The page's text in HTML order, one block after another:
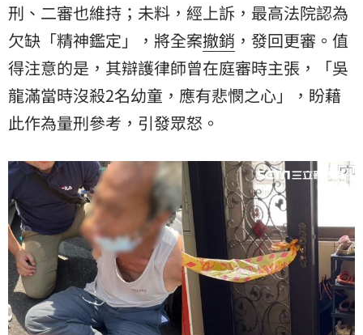
刑 、二審也維持；未料，經上訴，最高法院認為
欠缺「精神鑑定」，將全案撤銷 ，發回更審。值
得注意的是，其辯護律師曾在庭審時主張，「吳
龍滿當時沒殺2名幼童，應有悲憫之心」，盼藉
此作為量刑參考，引發眾怒。